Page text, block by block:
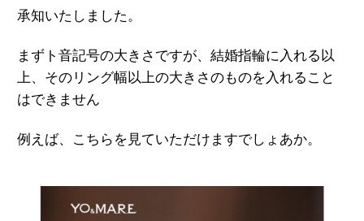
承知いたしました。
まずト音記号の大きさですが、結婚指輪に入れる以
上、そのリング幅以上の大きさのものを入れること
はできません
例えば、こちらを見ていただけますでしょあか。